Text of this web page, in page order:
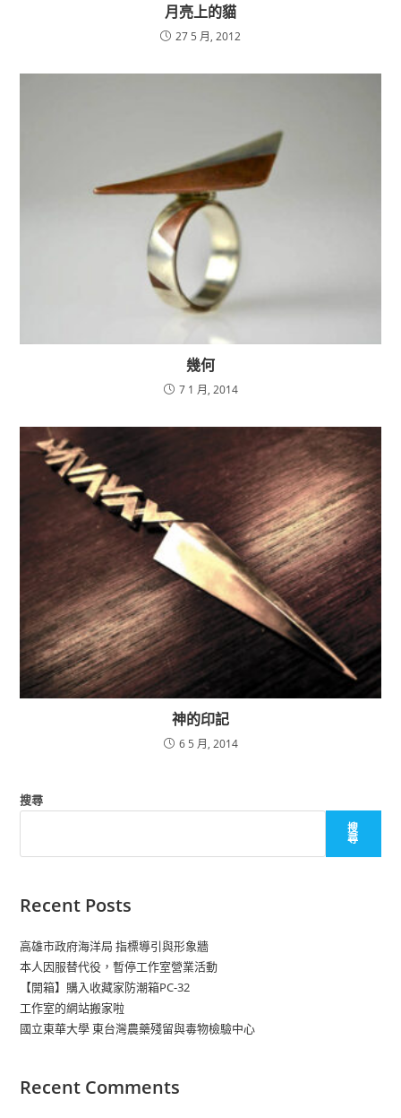
月亮上的貓
27 5 月, 2012
幾何
7 1 月, 2014
神的印記
6 5 月, 2014
搜尋
搜
尋
Recent Posts
高雄市政府海洋局 指標導引與形象牆
本人因服替代役，暫停工作室營業活動
【開箱】購入收藏家防潮箱PC-32
工作室的網站搬家啦
國立東華大學 東台灣農藥殘留與毒物檢驗中心
Recent Comments